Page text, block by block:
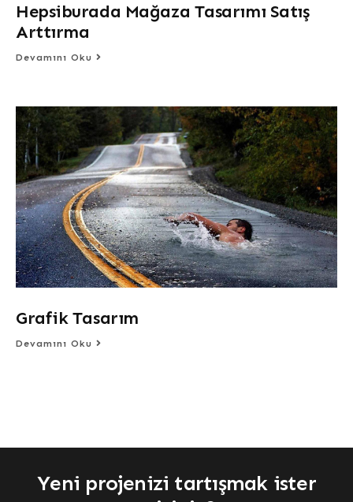
Hepsiburada Mağaza Tasarımı Satış
Arttırma
Devamını Oku
Grafik Tasarım
Devamını Oku
Yeni projenizi tartışmak ister